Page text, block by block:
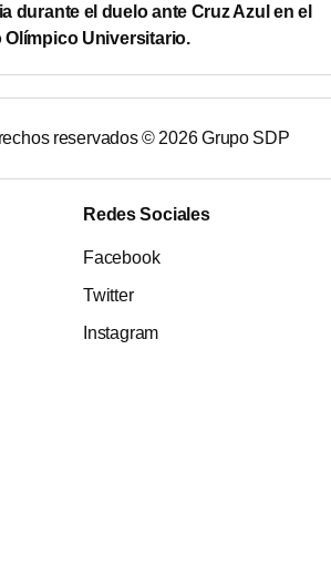
durante el duelo ante Cruz Azul en el
Olímpico Universitario.
reservados © 2026Grupo SDP
Redes Sociales
Facebook
Twitter
Instagram